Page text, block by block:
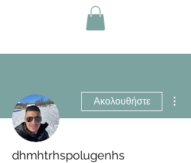
Ακολουθήστε
dhmhtrhspolugenhs